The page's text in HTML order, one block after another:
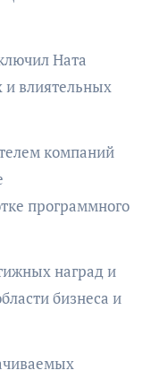
Ната
и влиятельных
компаний
программного
наград и
бизнеса и